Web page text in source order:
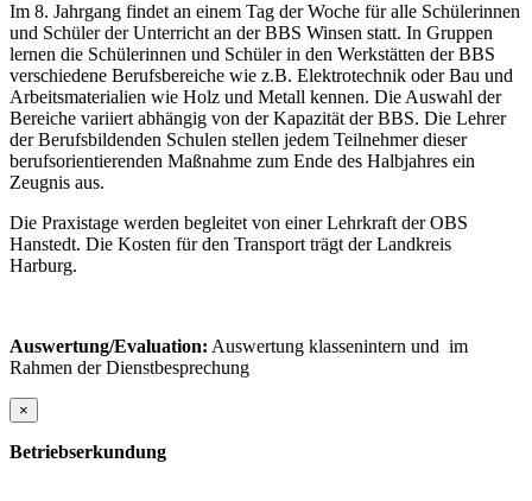
Im 8. Jahrgang findet an einem Tag der Woche für alle Schülerinnen
und Schüler der Unterricht an der BBS Winsen statt. In Gruppen
lernen die Schülerinnen und Schüler in den Werkstätten der BBS
verschiedene Berufsbereiche wie z.B. Elektrotechnik oder Bau und
Arbeitsmaterialien wie Holz und Metall kennen. Die Auswahl der
Bereiche variiert abhängig von der Kapazität der BBS. Die Lehrer
der Berufsbildenden Schulen stellen jedem Teilnehmer dieser
berufsorientierenden Maßnahme zum Ende des Halbjahres ein
Zeugnis aus.
Die Praxistage werden begleitet von einer Lehrkraft der OBS
Hanstedt. Die Kosten für den Transport trägt der Landkreis
Harburg.
Auswertung/Evaluation: Auswertung klassenintern und im
Rahmen der Dienstbesprechung
×
Betriebserkundung